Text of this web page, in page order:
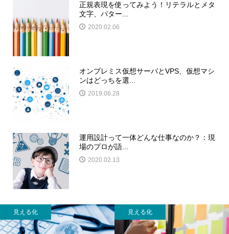
正規表現を使ってみよう！リテラルとメタ
文字、パター...
2020.02.06
オンプレミス仮想サーバとVPS、仮想マシ
ンはどっちを選...
2019.06.28
運用設計って一体どんな仕事なのか？：現
場のプロが語...
2020.02.13
見える化 見える化